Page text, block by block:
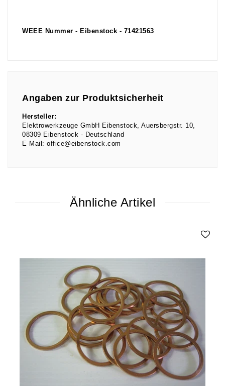
WEEE Nummer - Eibenstock - 71421563
Angaben zur Produktsicherheit
Hersteller:
Elektrowerkzeuge GmbH Eibenstock
Auersbergstr. 10
08309 Eibenstock
Deutschland
E-Mail: office@eibenstock.com
Ähnliche Artikel